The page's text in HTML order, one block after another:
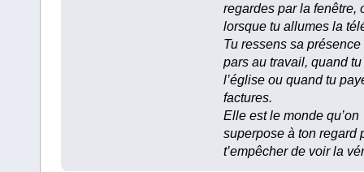
regardes par la fenêtre,
lorsque tu allumes la
Tu ressens sa
pars au travail, quand
l’église ou quand tu
factures.
Elle est le monde qu’on
superpose à ton regard
t’empêcher de voir la